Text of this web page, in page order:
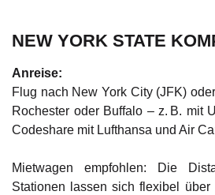
NEW YORK STATE
Anreise:
Flug nach New York City (JFK)
Rochester oder Buffalo – z. B. mit
Codeshare mit Lufthansa und Air
Mietwagen empfohlen: Die
Stationen lassen sich flexibel über